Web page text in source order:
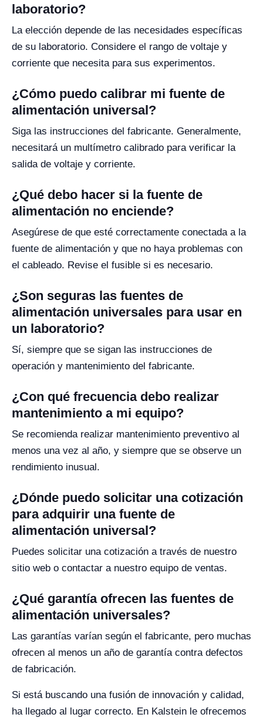
laboratorio?
La elección depende de las necesidades específicas
de su laboratorio. Considere el rango de voltaje y
corriente que necesita para sus experimentos.
¿Cómo puedo calibrar mi fuente de
alimentación universal?
Siga las instrucciones del fabricante. Generalmente,
necesitará un multímetro calibrado para verificar la
salida de voltaje y corriente.
¿Qué debo hacer si la fuente de
alimentación no enciende?
Asegúrese de que esté correctamente conectada a la
fuente de alimentación y que no haya problemas con
el cableado. Revise el fusible si es necesario.
¿Son seguras las fuentes de
alimentación universales para usar en
un laboratorio?
Sí, siempre que se sigan las instrucciones de
operación y mantenimiento del fabricante.
¿Con qué frecuencia debo realizar
mantenimiento a mi equipo?
Se recomienda realizar mantenimiento preventivo al
menos una vez al año, y siempre que se observe un
rendimiento inusual.
¿Dónde puedo solicitar una cotización
para adquirir una fuente de
alimentación universal?
Puedes solicitar una cotización a través de nuestro
sitio web o contactar a nuestro equipo de ventas.
¿Qué garantía ofrecen las fuentes de
alimentación universales?
Las garantías varían según el fabricante, pero muchas
ofrecen al menos un año de garantía contra defectos
de fabricación.
Si está buscando una fusión de innovación y calidad,
ha llegado al lugar correcto. En Kalstein le ofrecemos